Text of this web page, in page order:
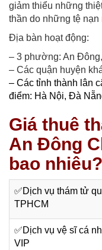
giảm thiểu những
thần do những tệ nạn
Địa bàn hoạt động:
– 3 phường: An
– Các quận huyện
– Các tỉnh thành lân
điểm: Hà Nội, Đà
Giá thuê
An Đông
bao nhiêu?
✅Dịch vụ thám tử
TPHCM
✅Dịch vụ vệ sĩ cá
VIP